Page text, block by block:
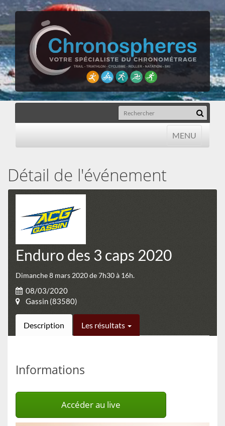
MENU
MENU
Détail de l'événement
Enduro des 3 caps 2020
Dimanche 8 mars 2020 de 7h30 à 16h.
08/03/2020
Gassin (83580)
Description Les résultats
Informations
Accéder au live